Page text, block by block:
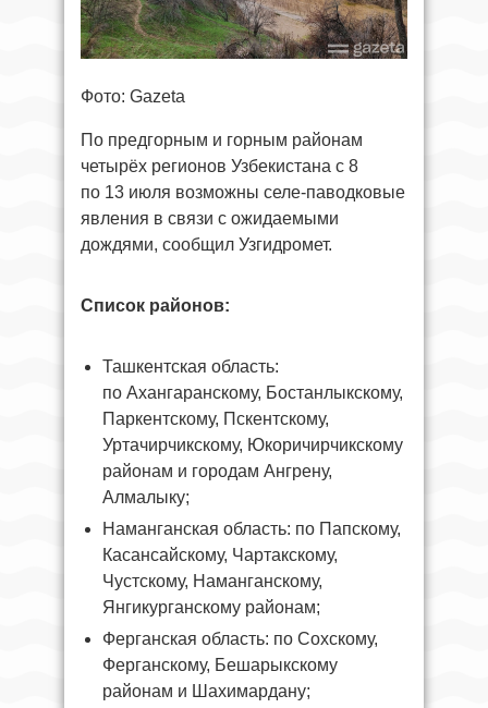
Фото: Gazeta
По предгорным и горным районам
четырёх регионов Узбекистана с 8
по 13 июля возможны селе-паводковые
явления в связи с ожидаемыми
дождями, сообщил Узгидромет.
Список районов:
Ташкентская область:
по Ахангаранскому, Бостанлыкскому,
Паркентскому, Пскентскому,
Уртачирчикскому, Юкоричирчикскому
районам и городам Ангрену,
Алмалыку;
Наманганская область: по Папскому,
Касансайскому, Чартакскому,
Чустскому, Наманганскому,
Янгикурганскому районам;
Ферганская область: по Сохскому,
Ферганскому, Бешарыкскому
районам и Шахимардану;